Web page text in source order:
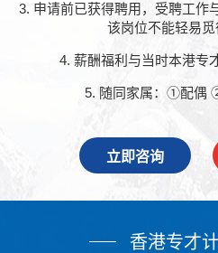
3. 申请前已获得聘用，受聘工作
该岗位不能轻易
4. 薪酬福利与当时本港专
5. 随同家属：①配偶
立即咨询
香港专才